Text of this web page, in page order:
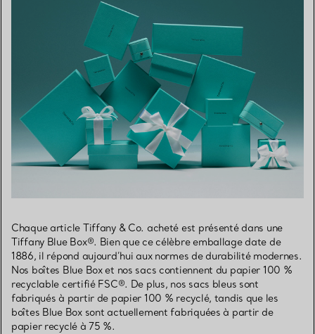
Chaque article Tiffany & Co. acheté est présenté dans une
Tiffany Blue Box®. Bien que ce célèbre emballage date de
1886, il répond aujourd’hui aux normes de durabilité modernes.
Nos boîtes Blue Box et nos sacs contiennent du papier 100 %
recyclable certifié FSC®. De plus, nos sacs bleus sont
fabriqués à partir de papier 100 % recyclé, tandis que les
boîtes Blue Box sont actuellement fabriquées à partir de
papier recyclé à 75 %.